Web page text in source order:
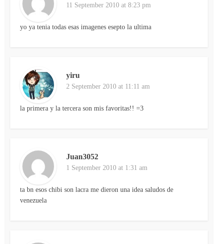
11 September 2010 at 8:23 pm
yo ya tenia todas esas imagenes esepto la ultima
yiru
2 September 2010 at 11:11 am
la primera y la tercera son mis favoritas!! =3
Juan3052
1 September 2010 at 1:31 am
ta bn esos chibi son lacra me dieron una idea saludos de
venezuela